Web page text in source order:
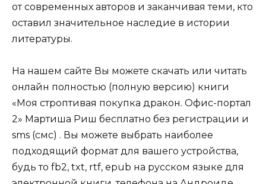
от современных авторов и заканчивая теми, кто
оставил значительное наследие в истории
литературы.
На нашем сайте Вы можете скачать или читать
онлайн полностью (полную версию) книги
«Моя строптивая покупка дракон. Офис-портал
2» Мартиша Риш бесплатно без регистрации и
sms (смс) . Вы можете выбрать наиболее
подходящий формат для вашего устройства,
будь то fb2, txt, rtf, epub на русском языке для